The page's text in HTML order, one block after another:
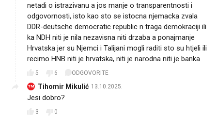
netadi o istrazivanu a jos manje o transparentnosti i
odgovornosti, isto kao sto se istocna njemacka zvala
DDR-deutsche democratic republic n traga demokraciji ili
ka NDH niti je nila nezavisna niti drzaba a ponajmanje
Hrvatska jer su Njemci i Talijani mogli raditi sto su htjeli ili
recimo HNB niti je hrvatska, niti je narodna niti je banka
5 6 ODGOVORITE
TM Tihomir Mikulić 13.10.2025.
Jesi dobro?
3
0